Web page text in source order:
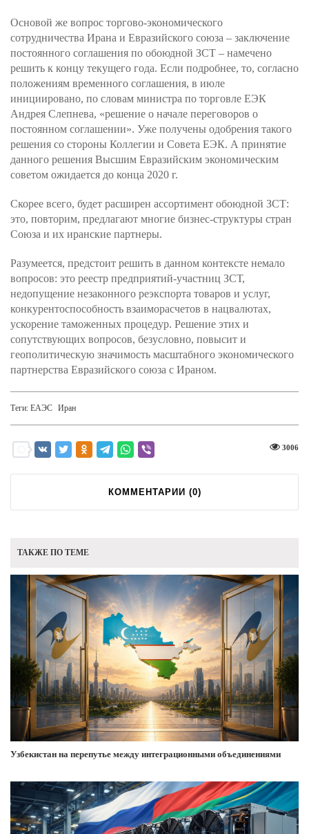
Основой же вопрос торгово-экономического
сотрудничества Ирана и Евразийского союза – заключение
постоянного соглашения по обоюдной ЗСТ – намечено
решить к концу текущего года. Если подробнее, то, согласно
положениям временного соглашения, в июле
инициировано, по словам министра по торговле ЕЭК
Андрея Слепнева, «решение о начале переговоров о
постоянном соглашении». Уже получены одобрения такого
решения со стороны Коллегии и Совета ЕЭК. А принятие
данного решения Высшим Евразийским экономическим
советом ожидается до конца 2020 г.
Скорее всего, будет расширен ассортимент обоюдной ЗСТ:
это, повторим, предлагают многие бизнес-структуры стран
Союза и их иранские партнеры.
Разумеется, предстоит решить в данном контексте немало
вопросов: это реестр предприятий-участниц ЗСТ,
недопущение незаконного реэкспорта товаров и услуг,
конкурентоспособность взаиморасчетов в нацвалютах,
ускорение таможенных процедур. Решение этих и
сопутствующих вопросов, безусловно, повысит и
геополитическую значимость масштабного экономического
партнерства Евразийского союза с Ираном.
Теги: ЕАЭС Иран
3006
КОММЕНТАРИИ (0)
ТАКЖЕ ПО ТЕМЕ
Узбекистан на перепутье между интеграционными объединениями